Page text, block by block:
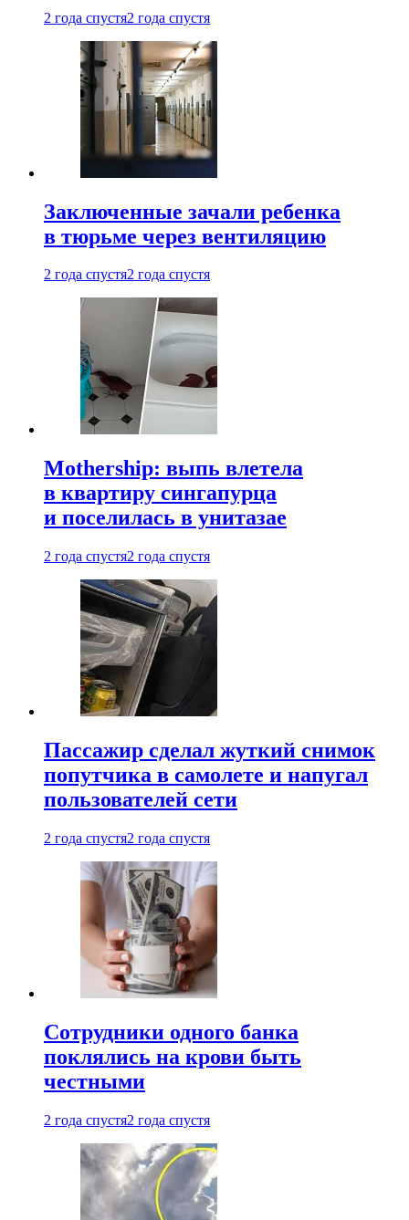
2 года спустя2 года спустя
Заключенные зачали ребенка
в тюрьме через вентиляцию
2 года спустя2 года спустя
Mothership: выпь влетела
в квартиру сингапурца
и поселилась в унитазае
2 года спустя2 года спустя
Пассажир сделал жуткий снимок
попутчика в самолете и напугал
пользователей сети
2 года спустя2 года спустя
Сотрудники одного банка
поклялись на крови быть
честными
2 года спустя2 года спустя